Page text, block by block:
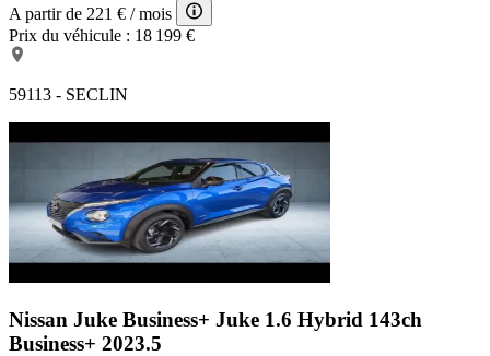
A partir de 221 € / mois
Prix du véhicule : 18 199 €
59113 - SECLIN
Nissan Juke Business+ Juke 1.6 Hybrid 143ch
Business+ 2023.5